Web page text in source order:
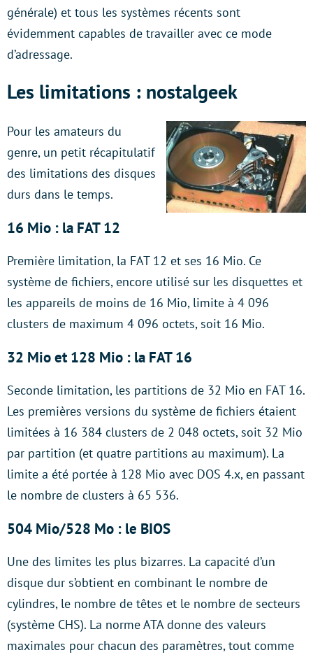
générale) et tous les systèmes récents sont
évidemment capables de travailler avec ce mode
d’adressage.
Les limitations : nostalgeek
Pour les amateurs du
genre, un petit récapitulatif
des limitations des disques
durs dans le temps.
16 Mio : la FAT 12
Première limitation, la FAT 12 et ses 16 Mio. Ce
système de fichiers, encore utilisé sur les disquettes et
les appareils de moins de 16 Mio, limite à 4 096
clusters de maximum 4 096 octets, soit 16 Mio.
32 Mio et 128 Mio : la FAT 16
Seconde limitation, les partitions de 32 Mio en FAT 16.
Les premières versions du système de fichiers étaient
limitées à 16 384 clusters de 2 048 octets, soit 32 Mio
par partition (et quatre partitions au maximum). La
limite a été portée à 128 Mio avec DOS 4.x, en passant
le nombre de clusters à 65 536.
504 Mio/528 Mo : le BIOS
Une des limites les plus bizarres. La capacité d’un
disque dur s’obtient en combinant le nombre de
cylindres, le nombre de têtes et le nombre de secteurs
(système CHS). La norme ATA donne des valeurs
maximales pour chacun des paramètres, tout comme